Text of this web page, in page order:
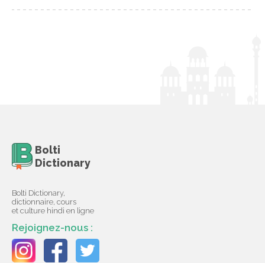
Bolti
Dictionary
Bolti Dictionary,
dictionnaire, cours
et culture hindi en ligne
Rejoignez-nous :